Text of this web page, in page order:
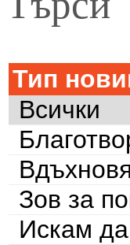
Тип
Всички
Зов за
Искам